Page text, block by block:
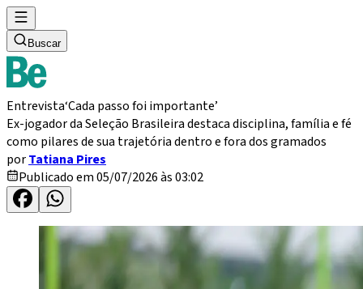
Buscar
Entrevista‘Cada passo foi importante’
Ex-jogador da Seleção Brasileira destaca disciplina, família e fé
como pilares de sua trajetória dentro e fora dos gramados
porTatiana Pires
Publicado em 05/07/2026 às 03:02